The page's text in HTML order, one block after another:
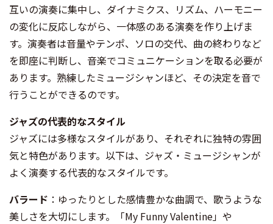
互いの演奏に集中し、ダイナミクス、リズム、ハーモニー
の変化に反応しながら、一体感のある演奏を作り上げま
す。演奏者は音量やテンポ、ソロの交代、曲の終わりなど
を即座に判断し、音楽でコミュニケーションを取る必要が
あります。熟練したミュージシャンほど、その決定を音で
行うことができるのです。
ジャズの代表的なスタイル
ジャズには多様なスタイルがあり、それぞれに独特の雰囲
気と特色があります。以下は、ジャズ・ミュージシャンが
よく演奏する代表的なスタイルです。
バラード ：ゆったりとした感情豊かな曲調で、歌うような
美しさを大切にします。「My Funny Valentine」や